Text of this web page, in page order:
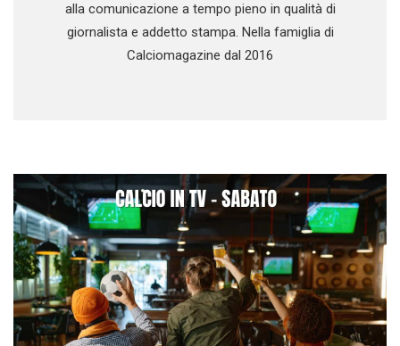
alla comunicazione a tempo pieno in qualità di
giornalista e addetto stampa. Nella famiglia di
Calciomagazine dal 2016